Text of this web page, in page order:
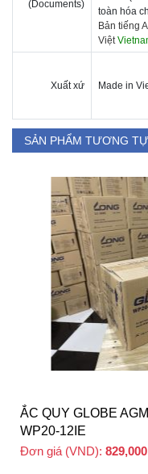
(Documents)
toàn hóa
Bản tiếng
Việt
Xuất xứ Made in
SẢN PHẨM TƯƠNG TỰ
ẮC QUY GLOBE
WP20-12IE
Đơn giá (VND): 829,000